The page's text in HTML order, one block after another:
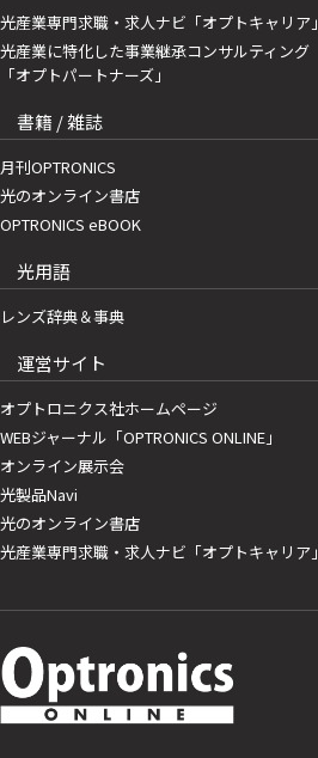
光産業専門求職・求人ナビ「オプトキャリア」
光産業に特化した事業継承コンサルティング
「オプトパートナーズ」
書籍 / 雑誌
月刊OPTRONICS
光のオンライン書店
OPTRONICS eBOOK
光用語
レンズ辞典＆事典
運営サイト
オプトロニクス社ホームページ
WEBジャーナル「OPTRONICS ONLINE」
オンライン展示会
光製品Navi
光のオンライン書店
光産業専門求職・求人ナビ「オプトキャリア」